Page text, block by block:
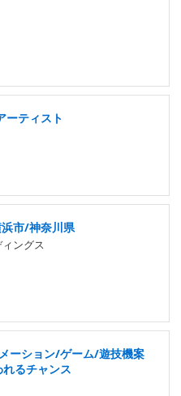
ーティスト
市/神奈川県
ングス
ーション/ゲーム/遊技機案
るチャンス